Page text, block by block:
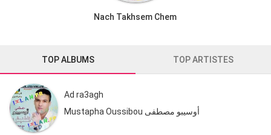
Nach Takhsem Chem
TOP ALBUMS TOP ARTISTES
Ad ra3agh
Mustapha Oussibou أوسيبو مصطفى